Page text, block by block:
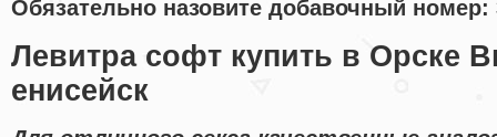
Обязательно назовите добавочный номер:
Левитра софт купить в Орске
енисейск